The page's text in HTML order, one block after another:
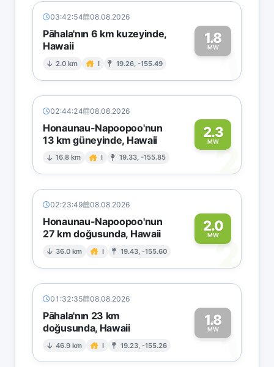
03:42:54 08.08.2026
Pāhala'nın 6 km kuzeyinde,
Hawaii
2.0 km I 19.26, -155.49
1.8
MW1
02:44:24 08.08.2026
Honaunau-Napoopoo'nun
13 km güneyinde, Hawaii
16.8 km I 19.33, -155.85
2.3
MW2
02:23:49 08.08.2026
Honaunau-Napoopoo'nun
27 km doğusunda, Hawaii
36.0 km I 19.43, -155.60
2.0
MW
2
01:32:35 08.08.2026
Pāhala'nın 23 km
doğusunda, Hawaii
46.9 km I 19.23, -155.26
1.8
MW1